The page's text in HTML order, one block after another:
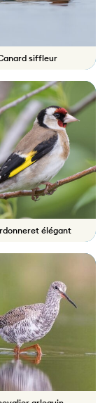
siffleur
élégant